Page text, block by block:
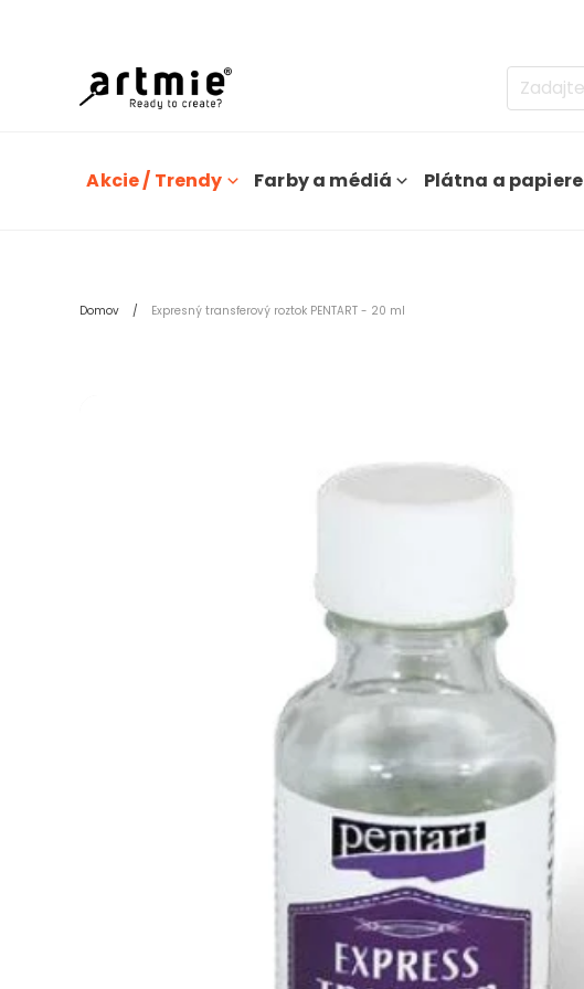
Akcie / Trendy Farby a médiá Plátna a papiere
Domov Expresný transferový roztok PENTART - 20 ml